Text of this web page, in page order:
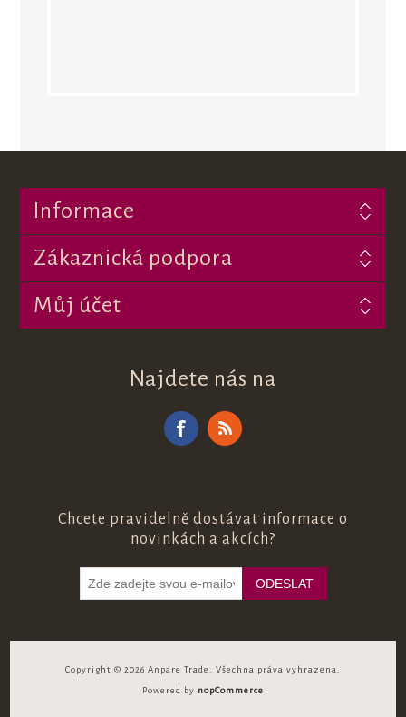
Informace
Zákaznická podpora
Můj účet
Najdete nás na
Chcete pravidelně dostávat informace o
novinkách a akcích?
Copyright © 2026 Anpare Trade. Všechna práva vyhrazena.
Powered by nopCommerce